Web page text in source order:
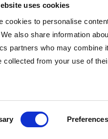
uses cookies
cookies to personalise
also share information
partners who may combine
collected from your use of
Preferences